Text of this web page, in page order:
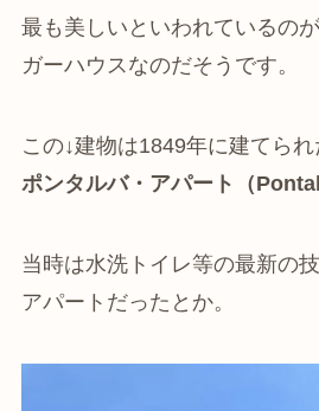
最も美しいといわれているの
ガーハウスなのだそうです。
この↓建物は1849年に建てら
ポンタルバ・アパート（
当時は水洗トイレ等の最新の
アパートだったとか。